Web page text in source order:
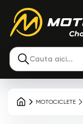
Cauta aici...
MOTOCICLETE